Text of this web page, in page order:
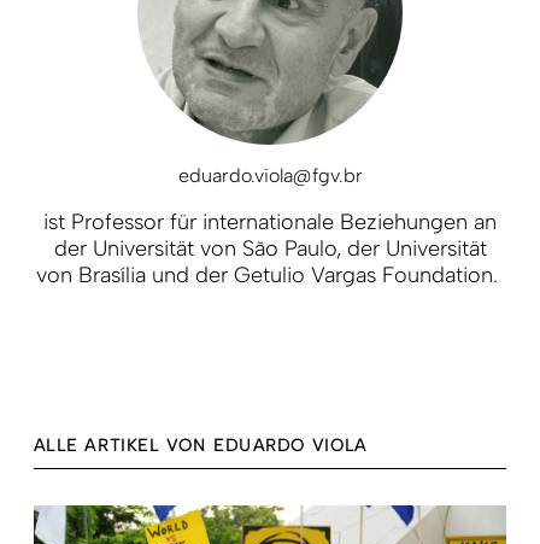
eduardo.viola@fgv.br
ist Professor für internationale Beziehungen an
der Universität von São Paulo, der Universität
von Brasília und der Getulio Vargas Foundation.
ALLE ARTIKEL VON EDUARDO VIOLA